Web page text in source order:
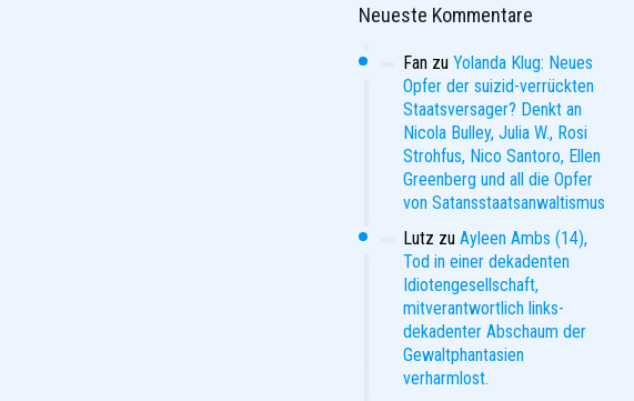
Neueste Kommentare
Fan zuYolanda Klug: Neues
Opfer der suizid-verrückten
Staatsversager? Denkt an
Nicola Bulley, Julia W., Rosi
Strohfus, Nico Santoro, Ellen
Greenberg und all die Opfer
von Satansstaatsanwaltismus
Lutz zuAyleen Ambs (14),
Tod in einer dekadenten
Idiotengesellschaft,
mitverantwortlich links-
dekadenter Abschaum der
Gewaltphantasien
verharmlost.